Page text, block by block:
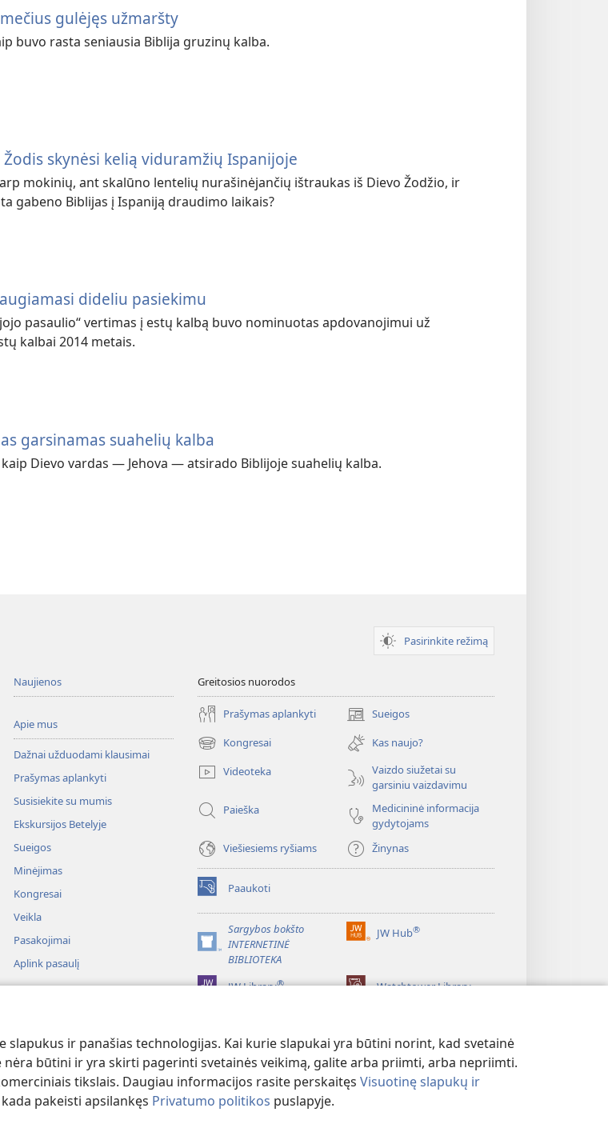
ir panašias technologijas. Kai kurie slapukai yra būtini norint, kad svetainė
būtini ir yra skirti pagerinti svetainės veikimą, galite arba priimti, arba nepriimti.
tikslais. Daugiau informacijos rasite perskaitęs Visuotinę slapukų ir
pakeisti apsilankęs Privatumo politikos puslapyje.
gulėjęs užmaršty
buvo rasta seniausia Biblija gruzinų kalba.
Žodis skynėsi kelią viduramžių Ispanijoje
mokinių, ant skalūno lentelių nurašinėjančių ištraukas iš Dievo Žodžio, ir
gabeno Biblijas į Ispaniją draudimo laikais?
dideliu pasiekimu
pasaulio“ vertimas į estų kalbą buvo nominuotas apdovanojimui už
kalbai 2014 metais.
garsinamas suahelių kalba
Dievo vardas — Jehova — atsirado Biblijoje suahelių kalba.
Pasirinkite režimą
Naujienos
Apie mus
Dažnai užduodami klausimai
Prašymas aplankyti
Susisiekite su mumis
Ekskursijos Betelyje
Sueigos
Minėjimas
Kongresai
Veikla
Pasakojimai
Aplink pasaulį
Greitosios nuorodos
Prašymas aplankyti Sueigos
(atsiveria
naujas
langas)
Kongresai
(atsiveria
naujas
langas)
Kas naujo?
Videoteka
Vaizdo siužetai su
garsiniu vaizdavimu
Paieška
Medicininė informacija
gydytojams
Viešiesiems ryšiams
Žinynas
Paaukoti
(atsiveria
naujas
langas)Sargybos bokšto
INTERNETINĖ
BIBLIOTEKA
(atsiveria
naujas
langas)
JW Hub®
(atsiveria
JW Library® Watchtower Library
NAUDOJIMOSI SVETAINE SĄLYGOS|PRIVATUMO POLITIKA|PRIVATUMO NUSTATYMAI